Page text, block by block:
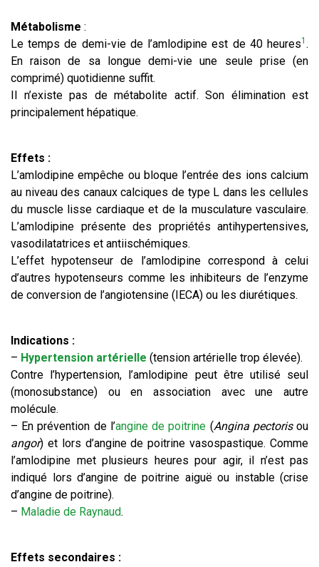
Métabolisme :
Le temps de demi-vie de l’amlodipine est de 40 heures1 .
En raison de sa longue demi-vie une seule prise (en
comprimé) quotidienne suffit.
Il n’existe pas de métabolite actif. Son élimination est
principalement hépatique.
Effets :
L’amlodipine empêche ou bloque l’entrée des ions calcium
au niveau des canaux calciques de type L dans les cellules
du muscle lisse cardiaque et de la musculature vasculaire.
L’amlodipine présente des propriétés antihypertensives,
vasodilatatrices et antiischémiques.
L’effet hypotenseur de l’amlodipine correspond à celui
d’autres hypotenseurs comme les inhibiteurs de l’enzyme
de conversion de l’angiotensine (IECA) ou les diurétiques.
Indications :
– Hypertension artérielle (tension artérielle trop élevée).
Contre l’hypertension, l’amlodipine peut être utilisé seul
(monosubstance) ou en association avec une autre
molécule.
– En prévention de l’angine de poitrine (Angina pectorisou
angor) et lors d’angine de poitrine vasospastique. Comme
l’amlodipine met plusieurs heures pour agir, il n’est pas
indiqué lors d’angine de poitrine aiguë ou instable (crise
d’angine de poitrine).
– Maladie de Raynaud.
Effets secondaires :